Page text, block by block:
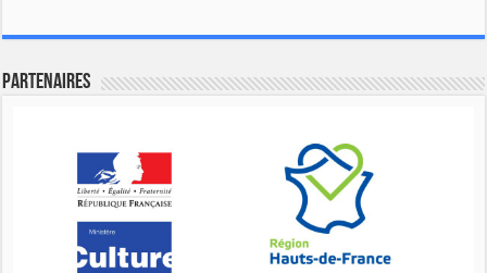
Partenaires